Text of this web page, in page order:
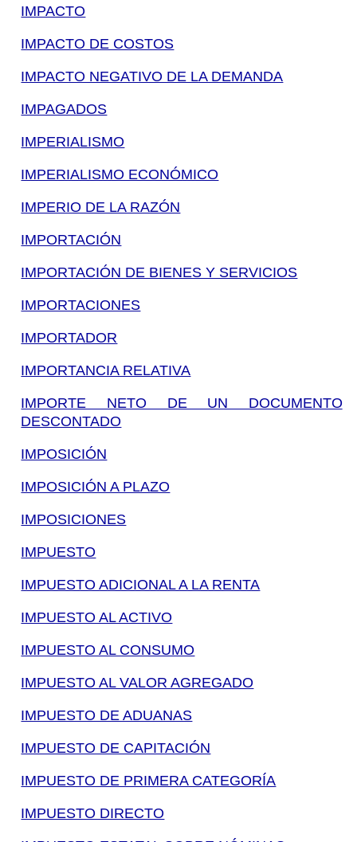
IMPACTO
IMPACTO DE COSTOS
IMPACTO NEGATIVO DE LA DEMANDA
IMPAGADOS
IMPERIALISMO
IMPERIALISMO ECONÓMICO
IMPERIO DE LA RAZÓN
IMPORTACIÓN
IMPORTACIÓN DE BIENES Y SERVICIOS
IMPORTACIONES
IMPORTADOR
IMPORTANCIA RELATIVA
IMPORTE NETO DE UN DOCUMENTO
DESCONTADO
IMPOSICIÓN
IMPOSICIÓN A PLAZO
IMPOSICIONES
IMPUESTO
IMPUESTO ADICIONAL A LA RENTA
IMPUESTO AL ACTIVO
IMPUESTO AL CONSUMO
IMPUESTO AL VALOR AGREGADO
IMPUESTO DE ADUANAS
IMPUESTO DE CAPITACIÓN
IMPUESTO DE PRIMERA CATEGORÍA
IMPUESTO DIRECTO